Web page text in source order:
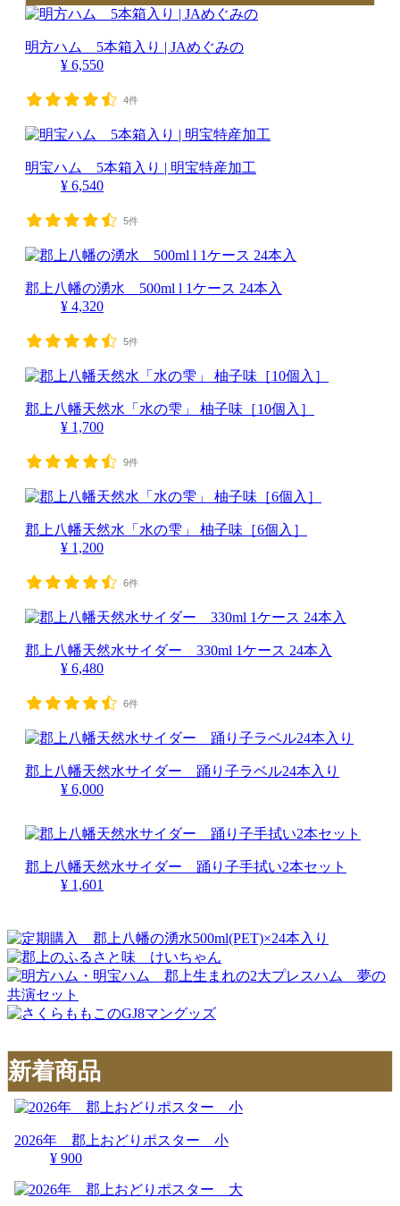
明方ハム 5本箱入り | JAめぐみの
¥ 6,550
4件
明宝ハム 5本箱入り | 明宝特産加工
¥ 6,540
5件
郡上八幡の湧水 500ml l 1ケース 24本入
¥ 4,320
5件
郡上八幡天然水「水の雫」 柚子味［10個入］
¥ 1,700
9件
郡上八幡天然水「水の雫」 柚子味［6個入］
¥ 1,200
6件
郡上八幡天然水サイダー 330ml 1ケース 24本入
¥ 6,480
6件
郡上八幡天然水サイダー 踊り子ラベル24本入り
¥ 6,000
郡上八幡天然水サイダー 踊り子手拭い2本セット
¥ 1,601
新着商品
2026年 郡上おどりポスター 小
¥ 900